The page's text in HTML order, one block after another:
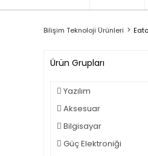
Bilişim Teknoloji Ürünleri
Ürün Grupları
Yazılım
Aksesuar
Bilgisayar
Güç Elektroniği